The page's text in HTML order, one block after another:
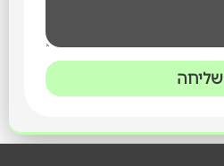
שליחה